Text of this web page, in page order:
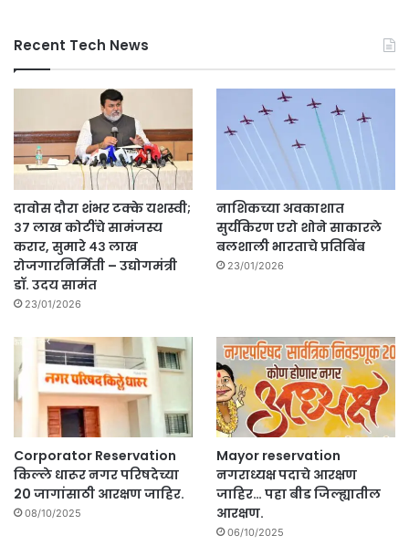
Recent Tech News
दावोस दौरा शंभर टक्के यशस्वी;
३७ लाख कोटींचे सामंजस्य
करार, सुमारे ४३ लाख
रोजगारनिर्मिती – उद्योगमंत्री
डॉ. उदय सामंत
23/01/2026
नाशिकच्या अवकाशात
सुर्यकिरण एरो शोने साकारले
बलशाली भारताचे प्रतिबिंब
23/01/2026
Corporator Reservation
किल्ले धारूर नगर परिषदेच्या
20 जागांसाठी आरक्षण जाहिर.
08/10/2025
Mayor reservation
नगराध्यक्ष पदाचे आरक्षण
जाहिर… पहा बीड जिल्ह्यातील
आरक्षण.
06/10/2025